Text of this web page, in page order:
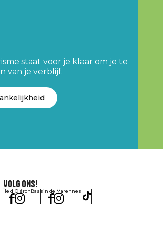
staat voor je klaar om je te
van je verblijf.
Volg ons!
Île d'OléronBassin de Marennes